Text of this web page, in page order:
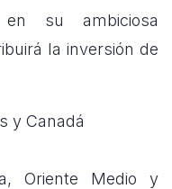
su ambiciosa
la inversión de
y Canadá
Oriente Medio y